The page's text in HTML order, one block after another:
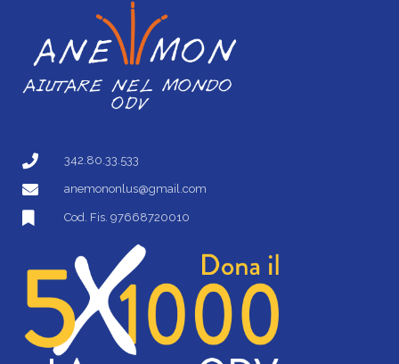
342.80.33.533
anemononlus@gmail.com
Cod. Fis. 97668720010